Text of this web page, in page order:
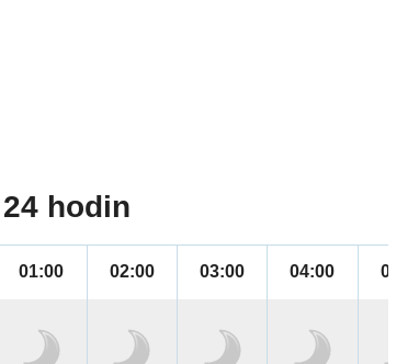
hodin
01:00 02:00 03:00 04:00 05:00